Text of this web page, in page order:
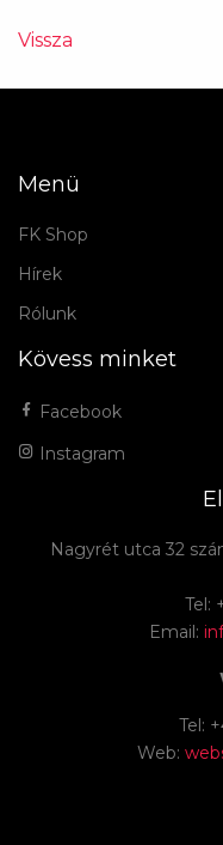
Vissza
Menü
FK Shop
Hírek
Rólunk
Kövess minket
Facebook
Instagram
Nagyrét utca 32
Tel:
Email:
Tel:
Web: